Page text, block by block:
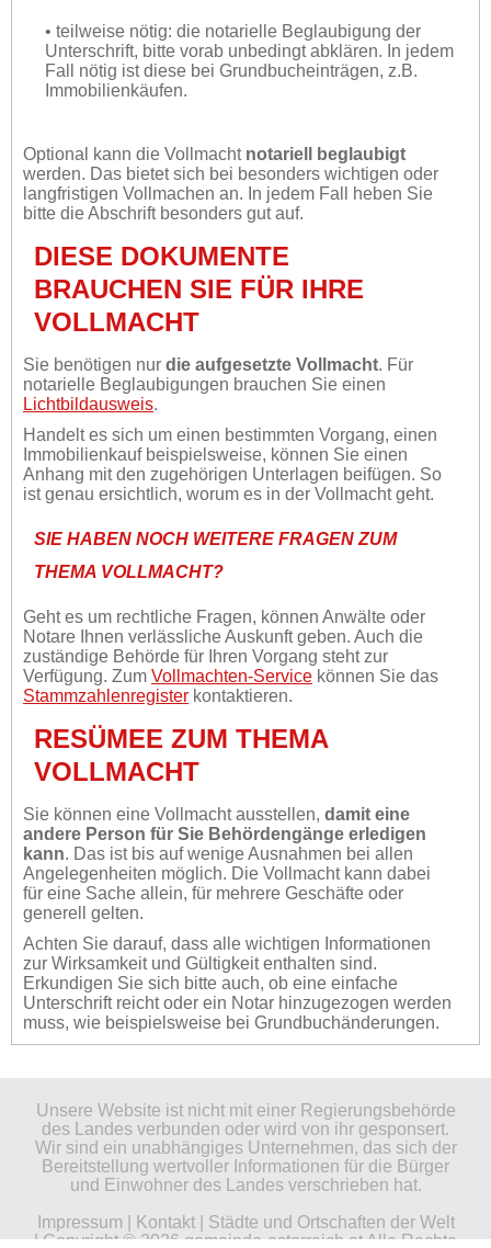
• teilweise nötig: die notarielle Beglaubigung der
Unterschrift, bitte vorab unbedingt abklären. In jedem
Fall nötig ist diese bei Grundbucheinträgen, z.B.
Immobilienkäufen.
Optional kann die Vollmacht notariell beglaubigt
werden. Das bietet sich bei besonders wichtigen oder
langfristigen Vollmachen an. In jedem Fall heben Sie
bitte die Abschrift besonders gut auf.
DIESE DOKUMENTE
BRAUCHEN SIE FÜR IHRE
VOLLMACHT
Sie benötigen nur die aufgesetzte Vollmacht. Für
notarielle Beglaubigungen brauchen Sie einen
Lichtbildausweis.
Handelt es sich um einen bestimmten Vorgang, einen
Immobilienkauf beispielsweise, können Sie einen
Anhang mit den zugehörigen Unterlagen beifügen. So
ist genau ersichtlich, worum es in der Vollmacht geht.
SIE HABEN NOCH WEITERE FRAGEN ZUM
THEMA VOLLMACHT?
Geht es um rechtliche Fragen, können Anwälte oder
Notare Ihnen verlässliche Auskunft geben. Auch die
zuständige Behörde für Ihren Vorgang steht zur
Verfügung. Zum Vollmachten-Service können Sie das
Stammzahlenregister kontaktieren.
RESÜMEE ZUM THEMA
VOLLMACHT
Sie können eine Vollmacht ausstellen, damit eine
andere Person für Sie Behördengänge erledigen
kann. Das ist bis auf wenige Ausnahmen bei allen
Angelegenheiten möglich. Die Vollmacht kann dabei
für eine Sache allein, für mehrere Geschäfte oder
generell gelten.
Achten Sie darauf, dass alle wichtigen Informationen
zur Wirksamkeit und Gültigkeit enthalten sind.
Erkundigen Sie sich bitte auch, ob eine einfache
Unterschrift reicht oder ein Notar hinzugezogen werden
muss, wie beispielsweise bei Grundbuchänderungen.
Unsere Website ist nicht mit einer Regierungsbehörde
des Landes verbunden oder wird von ihr gesponsert.
Wir sind ein unabhängiges Unternehmen, das sich der
Bereitstellung wertvoller Informationen für die Bürger
und Einwohner des Landes verschrieben hat.
Impressum
Kontakt| Städte und Ortschaften der Welt
| Copyright © 2026 gemeinde-osterreich.at Alle Rechte